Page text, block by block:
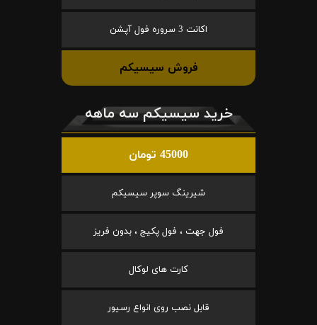
اکانت 3 سروره فول آپشن
فروش سیسیکم
خرید سیسیکم سه ماهه
45000 تومان
شیرینگ سوپر سیسیکم
فول جهت ، فول پکیج ، بدون فریز
کارت های لوکال
قابل نصب روی انواع رسیور